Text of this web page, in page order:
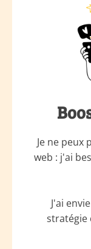
Je ne peux
web : j'ai
J'ai
stratégie